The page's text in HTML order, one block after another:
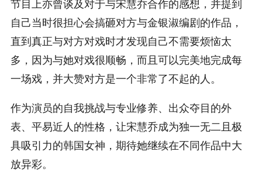
节目上亦曾谈及对于与宋慧乔合作的感想，并提到
自己当时很担心会搞砸对方与金银淑编剧的作品，
直到真正与对方对戏时才发现自己不需要烦恼太
多，因为与她对戏很顺畅，而且可以完美地完成每
一场戏，并大赞对方是一个非常了不起的人。
作为演员的自我挑战与专业修养、出众夺目的外
表、平易近人的性格，让宋慧乔成为独一无二且极
具吸引力的韩国女神，期待她继续在不同作品中大
放异彩。